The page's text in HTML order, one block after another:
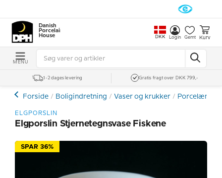
Danish
Porcelain
House
DKK Login Gemt Kurv
MENU
1-2 dages levering Gratis fragt over DKK 799,-
Forside Boligindretning Vaser og krukker
ELGPORSLIN
Elgporslin Stjernetegnsvase Fiskene
SPAR 36%